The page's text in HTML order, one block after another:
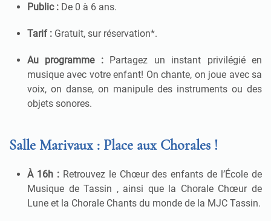
Public : De 0 à 6 ans.
Tarif : Gratuit, sur réservation*.
Au programme :Partagez un instant privilégié en
musique avec votre enfant! On chante, on joue avec sa
voix, on danse, on manipule des instruments ou des
objets sonores.
Salle Marivaux : Place aux Chorales !
À 16h :Retrouvez le Chœur des enfants de l’École de
Musique de Tassin , ainsi que la Chorale Chœur de
Lune et la Chorale Chants du monde de la MJC Tassin.